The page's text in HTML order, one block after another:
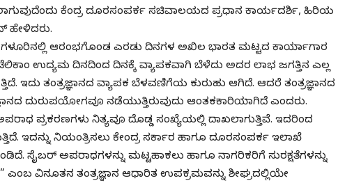
ಕೆಂದ್ರ ದೂರಸಂಪರ್ಕ ಸಚಿವಾಲಯದ ಪ್ರಧಾನ ಕಾರ್ಯದರ್ಶಿ, ಹಿರಿಯ
ಹೇಳಿದರು.
ಆರಂಭಗೊಂಡ ಎರಡು ದಿನಗಳ ಅಖಿಲ ಭಾರತ ಮಟ್ಟದ ಕಾರ್ಯಾಗಾರ
ಉದ್ಯಮ ದಿನದಿಂದ ದಿನಕ್ಕೆ ವ್ಯಾಪಕವಾಗಿ ಬೆಳೆದು ಅದರ ಲಾಭ ಜಗತ್ತಿನ ಎಲ್ಲ
ಇದು ತಂತ್ರಜ್ಞಾನದ ವ್ಯಾಪಕ ಬೆಳವಣಿಗೆಯ ಕುರುಹು ಆಗಿದೆ. ಆದರೆ ತಂತ್ರಜ್ಞಾನದ
ದುರುಪಯೋಗವೂ ನಡೆಯುತ್ತಿರುವುದು ಆಂತಕಕಾರಿಯಾಗಿದೆ ಎಂದರು.
ಪ್ರಕರಣಗಳು ನಿತ್ಯವೂ ದೊಡ್ಡ ಸಂಖ್ಯೆಯಲ್ಲಿ ದಾಖಲಾಗುತ್ತಿವೆ. ಇದರಿಂದ
ಇದನ್ನು ನಿಯಂತ್ರಿಸಲು ಕೇಂದ್ರ ಸರ್ಕಾರ ಹಾಗೂ ದೂರಸಂಪರ್ಕ ಇಲಾಖೆ
ಸೈಬರ್ ಅಪರಾಧಗಳನ್ನು ಮಟ್ಟಹಾಕಲು ಹಾಗೂ ನಾಗರಿಕರಿಗೆ ಸುರಕ್ಷತೆಗಳನ್ನು
ಎಂಬ ವಿನೂತನ ತಂತ್ರಜ್ಞಾನ ಆಧಾರಿತ ಉಪಕ್ರಮವನ್ನು ಶೀಘ್ರದಲ್ಲಿಯೇ